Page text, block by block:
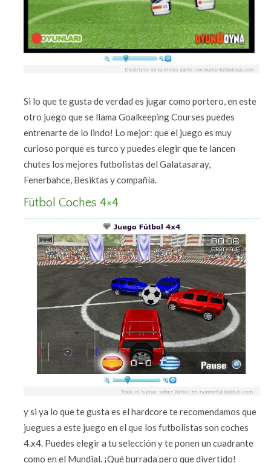
Si lo que te gusta de verdad es jugar como portero, en este
otro juego que se llama Goalkeeping Courses puedes
entrenarte de lo lindo! Lo mejor: que el juego es muy
curioso porque es turco y puedes elegir que te lancen
chutes los mejores futbolistas del Galatasaray,
Fenerbahce, Besiktas y compañía.
Fútbol Coches 4×4
y si ya lo que te gusta es el hardcore te recomendamos que
juegues a este juego en el que los futbolistas son coches
4.x4. Puedes elegir a tu selección y te ponen un cuadrante
como en el Mundial. ¡Qué burrada pero que divertido!